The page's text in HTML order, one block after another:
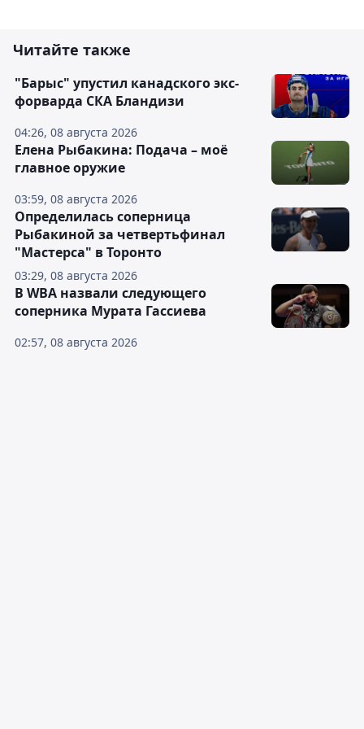
Читайте также
04:26, 08 августа 2026
"Барыс" упустил канадского экс-
форварда СКА Бландизи
03:59, 08 августа 2026
Елена Рыбакина: Подача – моё
главное оружие
03:29, 08 августа 2026
Определилась соперница
Рыбакиной за четвертьфинал
"Мастерса" в Торонто
02:57, 08 августа 2026
В WBA назвали следующего
соперника Мурата Гассиева